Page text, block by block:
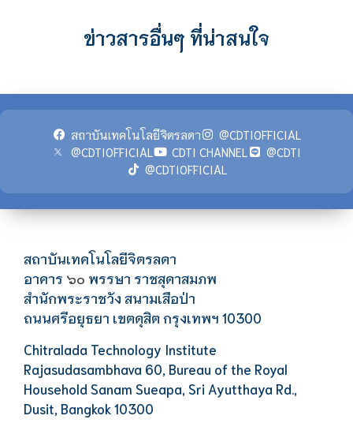
ข่าวสารอื่นๆ ที่น่าสนใจ
สถาบันเทคโนโลยีจิตรลดา
@CDTIOFFICIAL
@CDTIOFFICIAL
CDTI CHANNEL
@CDTI
@CDTIOFFICIAL
สถาบันเทคโนโลยีจิตรลดา
อาคาร ๖๐ พรรษา ราชสุดาสมภพ
สำนักพระราชวัง สนามเสือป่า
ถนนศรีอยุธยา เขตดุสิต กรุงเทพฯ 10300
Chitralada Technology Institute
Rajasudasambhava 60, Bureau of the Royal
Household Sanam Sueapa, Sri Ayutthaya Rd.,
Dusit, Bangkok 10300